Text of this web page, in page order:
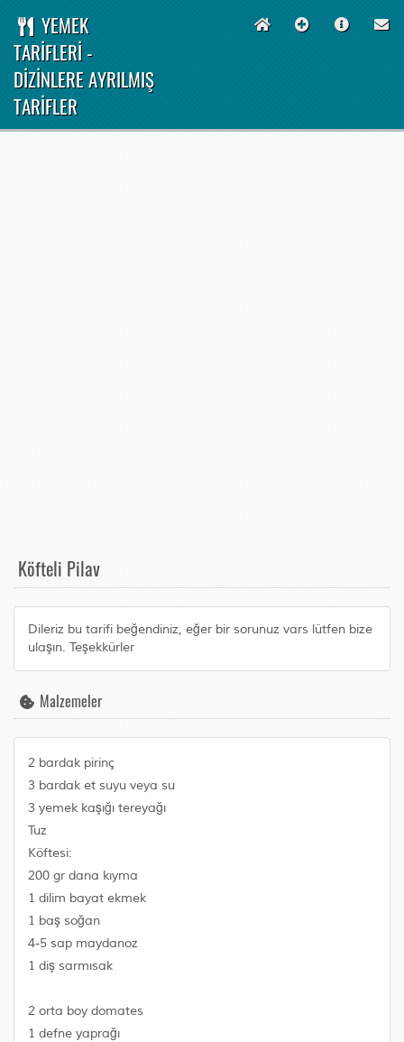
YEMEK
TARİFLERİ -
DİZİNLERE AYRILMIŞ
TARİFLER
Köfteli Pilav
Dileriz bu tarifi beğendiniz, eğer bir sorunuz vars lütfen bize
ulaşın. Teşekkürler
Malzemeler
2 bardak pirinç
3 bardak et suyu veya su
3 yemek kaşığı tereyağı
Tuz
Köftesi:
200 gr dana kıyma
1 dilim bayat ekmek
1 baş soğan
4-5 sap maydanoz
1 diş sarmısak
2 orta boy domates
1 defne yaprağı